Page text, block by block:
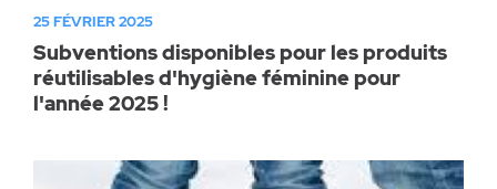
25 FÉVRIER 2025
Subventions disponibles pour les produits
réutilisables d'hygiène féminine pour
l'année 2025 !